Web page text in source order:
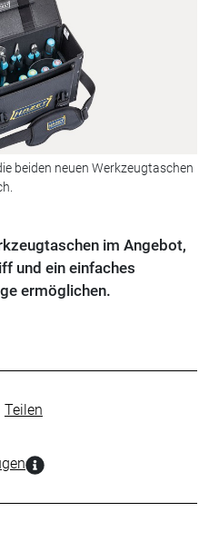
beiden neuen Werkzeugtaschen
im Angebot,
und ein einfaches
ermöglichen.
Teilen